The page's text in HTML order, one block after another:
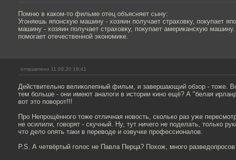
Помню в каком-то фильме отец объясняет сыну:
Угоняешь японскую машину - хозяин получает страховку, покупает
машину - хозяин получает страховку, покупает американскую
помогает отечественной экономике.
отправлено 11.09.20 18:41
Действительно великолепный фильм, и завершающий обзор - тоже.
тем больше - они имеют аналоги в истории кино ещё? А "белая
вот это поворот!!!
Про Непрощённого тоже отличная новость, сколько раз уже
не осилили, говорят - скучный. Ну, тут ничего не поделать, только
что дело опять таки в переводе и озвучке профессионалов.
P.S. А четвёртый голос не Павла Перца? Похож, много